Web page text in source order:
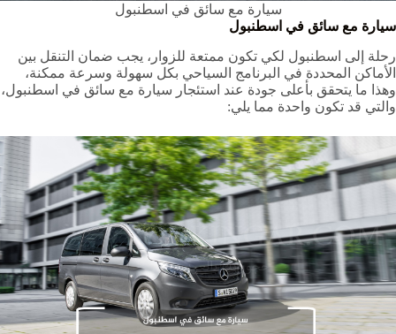
سيارة مع سائق في اسطنبول
سيارة مع سائق في اسطنبول
رحلة إلى اسطنبول لكي تكون ممتعة للزوار، يجب ضمان التنقل بين
الأماكن المحددة في البرنامج السياحي بكل سهولة وسرعة ممكنة،
وهذا ما يتحقق بأعلى جودة عند استئجار سيارة مع سائق في اسطنبول،
والتي قد تكون واحدة مما يلي: